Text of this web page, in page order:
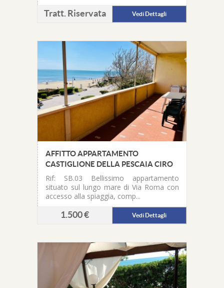
Tratt. Riservata
Vedi Dettagli
AFFITTO APPARTAMENTO
CASTIGLIONE DELLA PESCAIA CIRO
Rif: SB.03 Bellissimo appartamento
situato sul lungo mare di Via Roma con
accesso alla spiaggia, comp...
1.500 €
Vedi Dettagli